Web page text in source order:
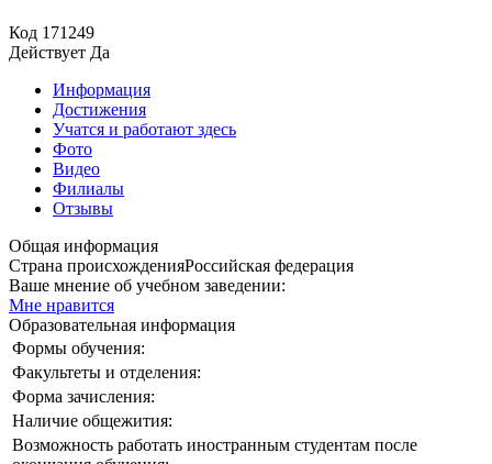
Код 171249
Действует Да
Информация
Достижения
Учатся и работают здесь
Фото
Видео
Филиалы
Отзывы
Общая информация
Страна происхожденияРоссийская федерация
Ваше мнение об учебном заведении:
Мне нравится
Образовательная информация
Формы обучения:
Факультеты и отделения:
Форма зачисления:
Наличие общежития:
Возможность работать иностранным студентам после